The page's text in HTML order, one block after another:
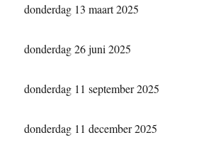
donderdag 13 maart 2025
donderdag 26 juni 2025
donderdag 11 september 2025
donderdag 11 december 2025